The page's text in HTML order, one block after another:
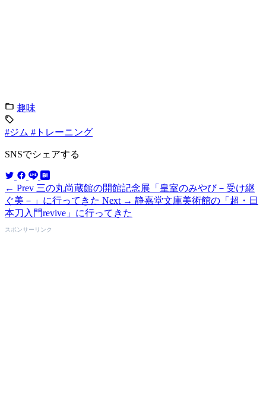
趣味
#ジム #トレーニング
SNSでシェアする
← Prev 三の丸尚蔵館の開館記念展「皇室のみやび－受け継
ぐ美－」に行ってきた Next → 静嘉堂文庫美術館の「超・日
本刀入門revive」に行ってきた
スポンサーリンク